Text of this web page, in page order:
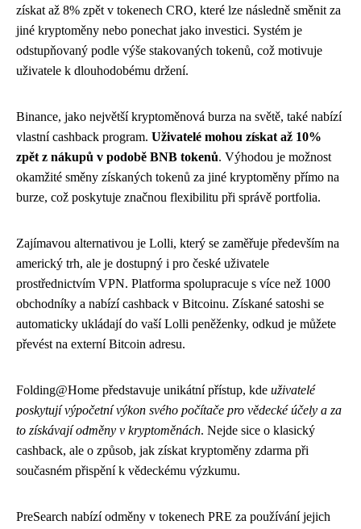
získat až 8% zpět v tokenech CRO, které lze následně směnit za
jiné kryptoměny nebo ponechat jako investici. Systém je
odstupňovaný podle výše stakovaných tokenů, což motivuje
uživatele k dlouhodobému držení.
Binance, jako největší kryptoměnová burza na světě, také nabízí
vlastní cashback program. Uživatelé mohou získat až 10%
zpět z nákupů v podobě BNB tokenů. Výhodou je možnost
okamžité směny získaných tokenů za jiné kryptoměny přímo na
burze, což poskytuje značnou flexibilitu při správě portfolia.
Zajímavou alternativou je Lolli, který se zaměřuje především na
americký trh, ale je dostupný i pro české uživatele
prostřednictvím VPN. Platforma spolupracuje s více než 1000
obchodníky a nabízí cashback v Bitcoinu. Získané satoshi se
automaticky ukládají do vaší Lolli peněženky, odkud je můžete
převést na externí Bitcoin adresu.
Folding@Home představuje unikátní přístup, kde uživatelé
poskytují výpočetní výkon svého počítače pro vědecké účely a za
to získávají odměny v kryptoměnách. Nejde sice o klasický
cashback, ale o způsob, jak získat kryptoměny zdarma při
současném přispění k vědeckému výzkumu.
PreSearch nabízí odměny v tokenech PRE za používání jejich